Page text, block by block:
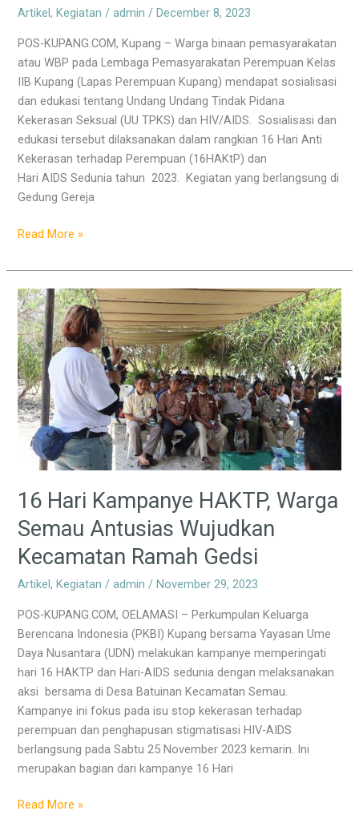
Artikel, Kegiatan /admin/ December 8, 2023
POS-KUPANG.COM, Kupang – Warga binaan pemasyarakatan
atau WBP pada Lembaga Pemasyarakatan Perempuan Kelas
IIB Kupang (Lapas Perempuan Kupang) mendapat sosialisasi
dan edukasi tentang Undang Undang Tindak Pidana
Kekerasan Seksual (UU TPKS) dan HIV/AIDS. Sosialisasi dan
edukasi tersebut dilaksanakan dalam rangkian 16 Hari Anti
Kekerasan terhadap Perempuan (16HAKtP) dan
Hari AIDS Sedunia tahun 2023. Kegiatan yang berlangsung di
Gedung Gereja
Read More »
16 Hari Kampanye HAKTP, Warga
Semau Antusias Wujudkan
Kecamatan Ramah Gedsi
Artikel,Kegiatan /admin/November 29, 2023
POS-KUPANG.COM, OELAMASI – Perkumpulan Keluarga
Berencana Indonesia (PKBI) Kupang bersama Yayasan Ume
Daya Nusantara (UDN) melakukan kampanye memperingati
hari 16 HAKTP dan Hari-AIDS sedunia dengan melaksanakan
aksi bersama di Desa Batuinan Kecamatan Semau.
Kampanye ini fokus pada isu stop kekerasan terhadap
perempuan dan penghapusan stigmatisasi HIV-AIDS
berlangsung pada Sabtu 25 November 2023 kemarin. Ini
merupakan bagian dari kampanye 16 Hari
16
Hari
Kampanye
HAKTP,
Warga
Semau
Antusias
Wujudkan
Kecamatan
Ramah
Gedsi
Read More »